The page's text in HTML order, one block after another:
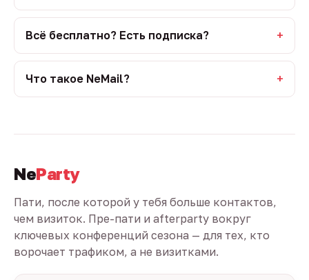
Всё бесплатно? Есть подписка?
Что такое NeMail?
NeParty
Пати, после которой у тебя больше контактов,
чем визиток. Пре-пати и afterparty вокруг
ключевых конференций сезона — для тех, кто
ворочает трафиком, а не визитками.